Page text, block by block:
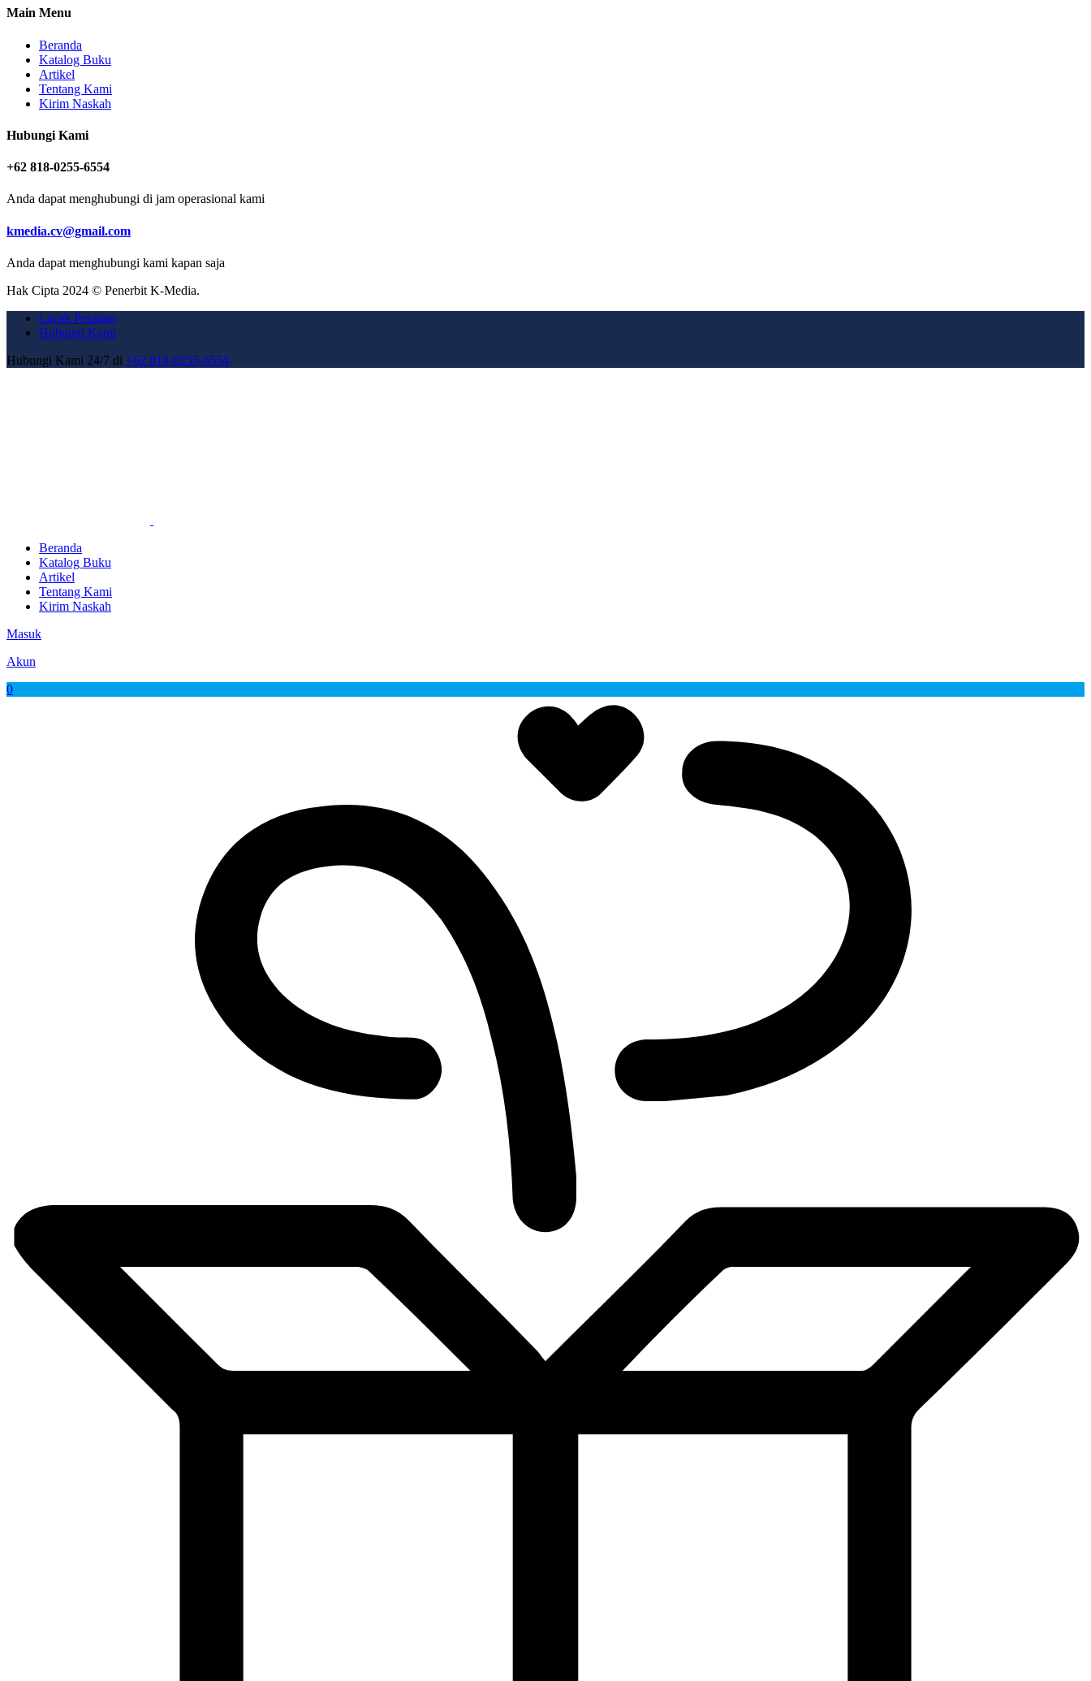
Main Menu
Beranda
Katalog Buku
Artikel
Tentang Kami
Kirim Naskah
Hubungi Kami
+62 818-0255-6554
Anda dapat menghubungi di jam operasional kami
kmedia.cv@gmail.com
Anda dapat menghubungi kami kapan saja
Hak Cipta 2024 © Penerbit K-Media.
Lacak Pesanan
Hubungi Kami
Hubungi Kami 24/7 di +62 818-0255-6554
Beranda
Katalog Buku
Artikel
Tentang Kami
Kirim Naskah
Masuk
Akun
0